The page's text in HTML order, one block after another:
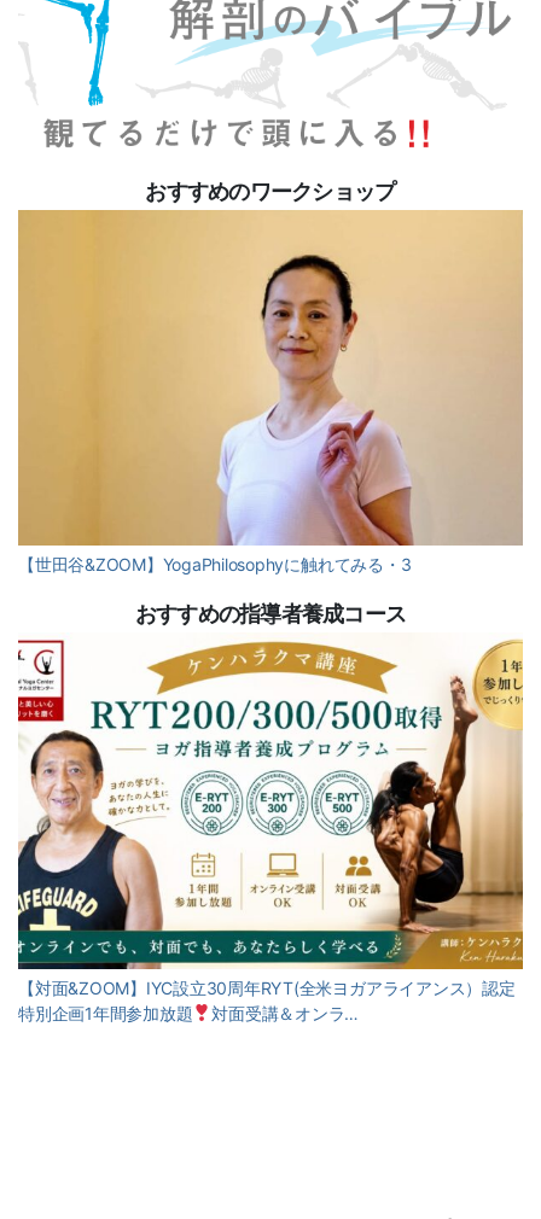
おすすめのワークショップ
【世田谷&ZOOM】YogaPhilosophyに触れてみる・3
おすすめの指導者養成コース
【対面&ZOOM】IYC設立30周年RYT(全米ヨガアライアンス）認定
特別企画1年間参加放題
対面受講＆オンラ…